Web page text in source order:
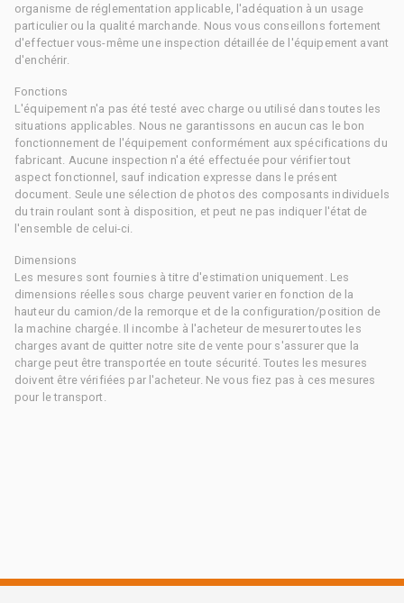
organisme de réglementation applicable, l'adéquation à un usage
particulier ou la qualité marchande. Nous vous conseillons fortement
d'effectuer vous-même une inspection détaillée de l'équipement avant
d'enchérir.
Fonctions
L'équipement n'a pas été testé avec charge ou utilisé dans toutes les
situations applicables. Nous ne garantissons en aucun cas le bon
fonctionnement de l'équipement conformément aux spécifications du
fabricant. Aucune inspection n'a été effectuée pour vérifier tout
aspect fonctionnel, sauf indication expresse dans le présent
document. Seule une sélection de photos des composants individuels
du train roulant sont à disposition, et peut ne pas indiquer l'état de
l'ensemble de celui-ci.
Dimensions
Les mesures sont fournies à titre d'estimation uniquement. Les
dimensions réelles sous charge peuvent varier en fonction de la
hauteur du camion/de la remorque et de la configuration/position de
la machine chargée. Il incombe à l'acheteur de mesurer toutes les
charges avant de quitter notre site de vente pour s'assurer que la
charge peut être transportée en toute sécurité. Toutes les mesures
doivent être vérifiées par l'acheteur. Ne vous fiez pas à ces mesures
pour le transport.